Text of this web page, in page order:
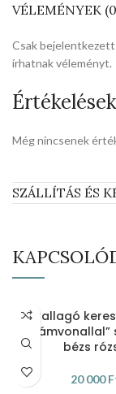
VÉLEMÉNYEK
Értékelések
Még nincsenek
Csak
írhatnak véleményt.
SZÁLLÍTÁS ÉS
„Ballagó
bézs
20 000